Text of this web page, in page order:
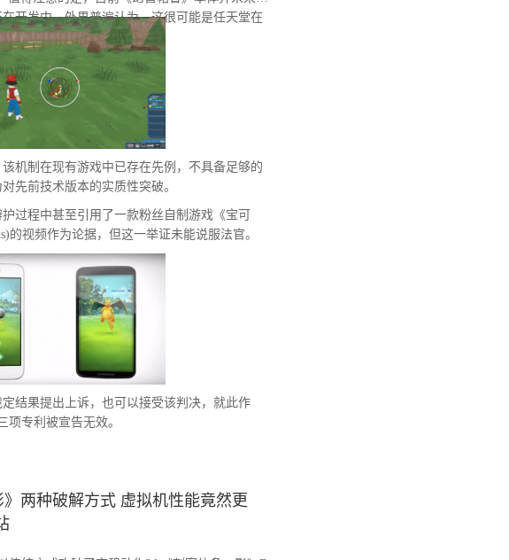
开发中。外界普遍认为，这很可能是任天堂在
的直接原因。
机制在现有游戏中已存在先例，不具备足够的
先前技术版本的实质性突破。
过程中甚至引用了一款粉丝自制游戏《宝可
的视频作为论据，但这一举证未能说服法官。
结果提出上诉，也可以接受该判决，就此作
项专利被宣告无效。
两种破解方式 虚拟机性能竟然更